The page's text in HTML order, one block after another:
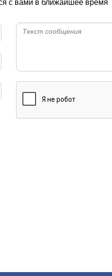
с вами в ближайшее время